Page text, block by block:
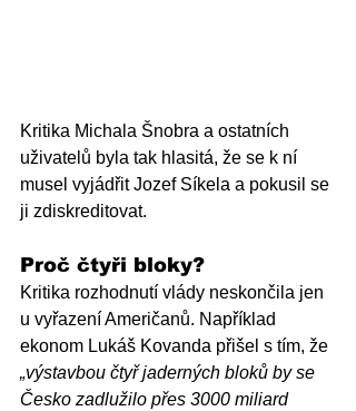
Kritika Michala Šnobra a ostatních
uživatelů byla tak hlasitá, že se k ní
musel vyjádřit Jozef Síkela a pokusil se
ji zdiskreditovat.
Proč čtyři bloky?
Kritika rozhodnutí vlády neskončila jen
u vyřazení Američanů. Například
ekonom Lukáš Kovanda přišel s tím, že
„výstavbou čtyř jaderných bloků by se
Česko zadlužilo přes 3000 miliard